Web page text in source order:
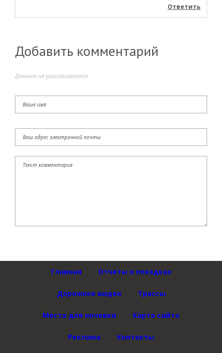
Ответить
Добавить комментарий
Данные не разглашаются
Главная Отчеты о поездках
Дорожное видео Трассы
Места для ночевки Карта сайта
Реклама Контакты